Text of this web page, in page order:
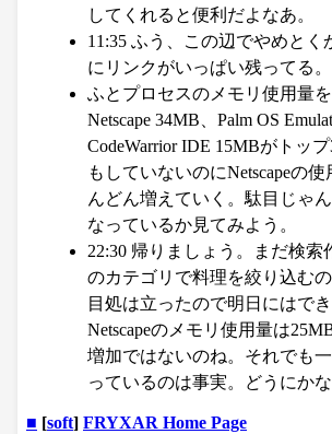
してくれると便利だよなあ。
11:35 ふう、この辺でやめとく
にリンクがいっぱい残ってる。
ふとプロセスのメモリ使用量を
Netscape 34MB、Palm OS
CodeWarrior IDE 15MBがトッ
もしていないのにNetscapeの
んどん増えていく。駄目じゃ
なっているか見てみよう。
22:30 帰りましょう。まだ検索
のカテゴリで料理を絞り込むの
目処は立ったので明日にはでき
Netscapeのメモリ使用量は
増加ではないのね。それでも
っているのは事実。どうにかな
■ [soft] FRYXAR Home Page